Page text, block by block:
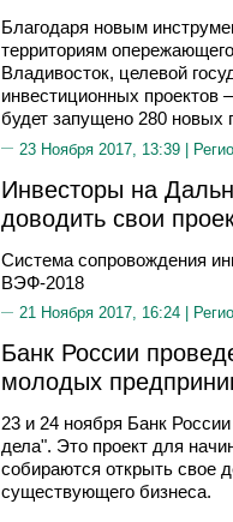
Благодаря новым
территориям
Владивосток, целевой
инвестиционных проектов
будет запущено 280 новых
23 Ноября 2017, 13:39 |
Инвесторы на
доводить свои
Система сопровождения
ВЭФ-2018
21 Ноября 2017, 16:24 |
Банк России
молодых
23 и 24 ноября Банк
дела". Это проект для
собираются открыть свое
существующего бизнеса.